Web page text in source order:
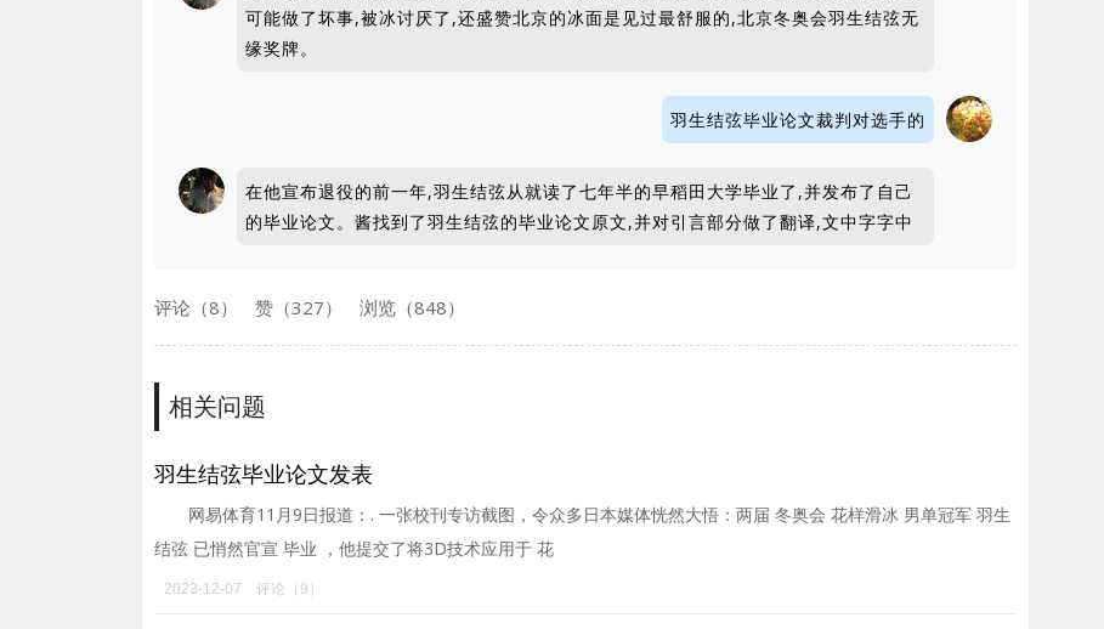
可能做了坏事,被冰讨厌了,还盛赞北京的冰面是见过最舒服的,北京冬奥会羽生结弦无
缘奖牌。
羽生结弦毕业论文裁判对选手的
在他宣布退役的前一年,羽生结弦从就读了七年半的早稻田大学毕业了,并发布了自己
的毕业论文。酱找到了羽生结弦的毕业论文原文,并对引言部分做了翻译,文中字字中
评论（8） 赞（327） 浏览（848）
相关问题
羽生结弦毕业论文发表
网易体育11月9日报道：. 一张校刊专访截图，令众多日本媒体恍然大悟：两届 冬奥会 花样滑冰 男单冠军 羽生
结弦 已悄然官宣 毕业 ，他提交了将3D技术应用于 花
2023-12-07 评论（9）